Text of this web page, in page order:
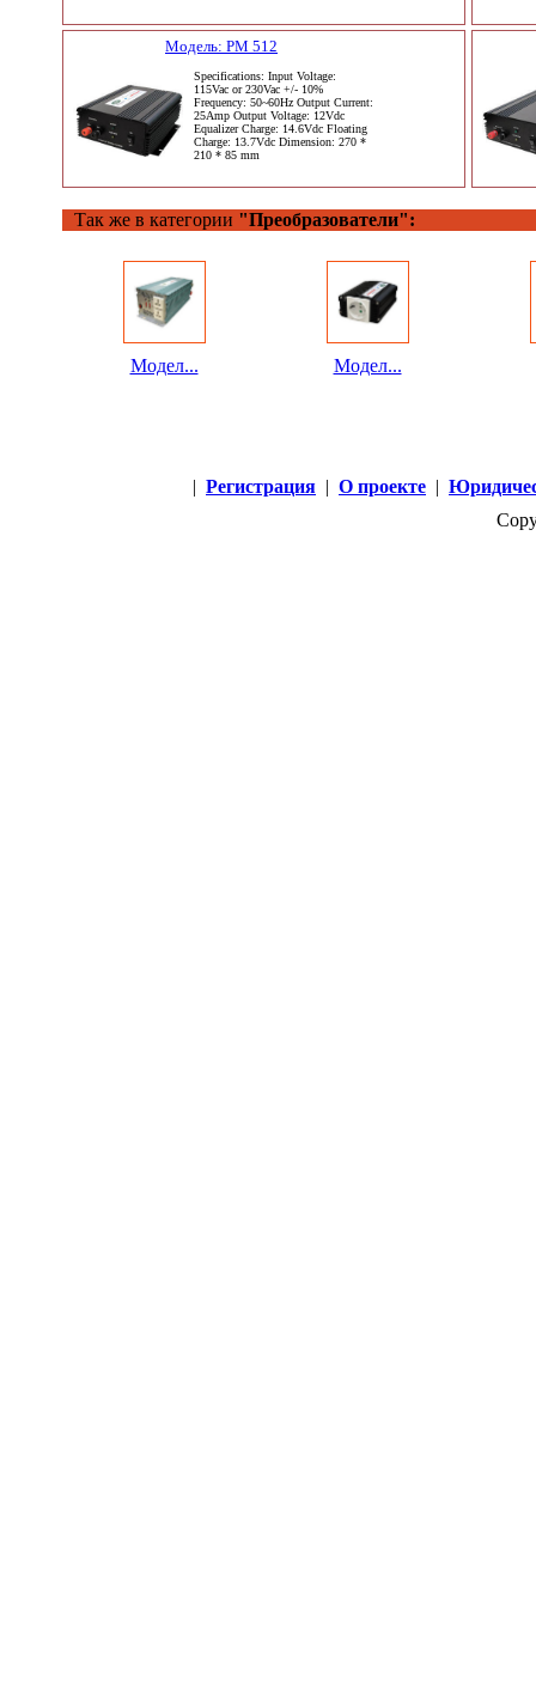
Модель: PM 512
Specifications: Input Voltage:
115Vac or 230Vac +/- 10%
Frequency: 50~60Hz Output Current:
25Amp Output Voltage: 12Vdc
Equalizer Charge: 14.6Vdc Floating
Charge: 13.7Vdc Dimension: 270 *
210 * 85 mm
Так же в категории "Преобразователи":
Модел... Модел...
| Регистрация | О проекте |